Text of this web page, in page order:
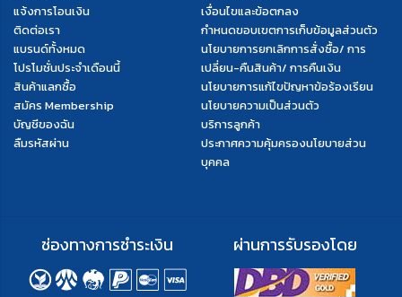
แจ้งการโอนเงิน
ติดต่อเรา
แบรนด์ทั้งหมด
โปรโมชั่นประจำเดือนนี้
สินค้าแลกซื้อ
สมัคร Membership
บัญชีของฉัน
ลืมรหัสผ่าน
เงื่อนไขและข้อตกลง
กำหนดขอบเขตการเก็บข้อมูลส่วนตัว
นโยบายการยกเลิกการสั่งซื้อ/ การ
เปลี่ยน-คืนสินค้า/ การคืนเงิน
นโยบายการแก้ไขปัญหาข้อร้องเรียน
นโยบายความเป็นส่วนตัว
บริการลูกค้า
ประกาศความคุ้มครองนโยบายส่วน
บุคคล
ช่องทางการชำระเงิน ผ่านการรับรองโดย